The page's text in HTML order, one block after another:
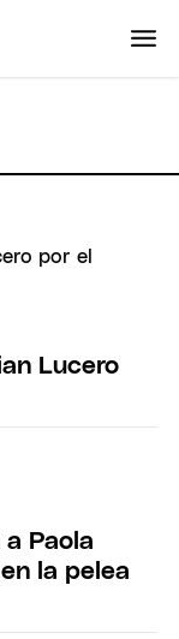
Lucero
Paola
la pelea